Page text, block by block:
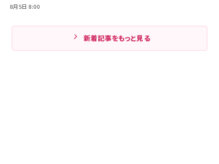
8月5日 8:00
新着記事をもっと見る